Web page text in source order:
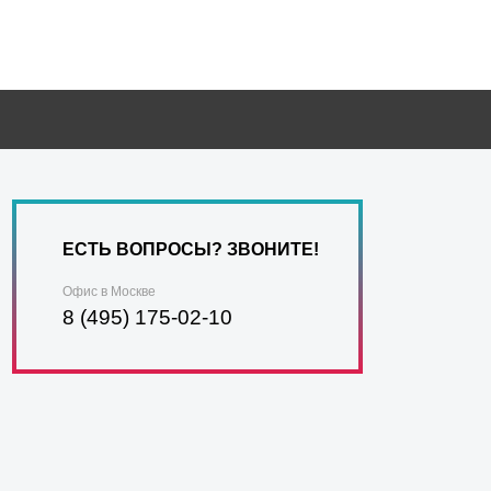
ЕСТЬ ВОПРОСЫ? ЗВОНИТЕ!
Офис в Москве
8 (495) 175-02-10